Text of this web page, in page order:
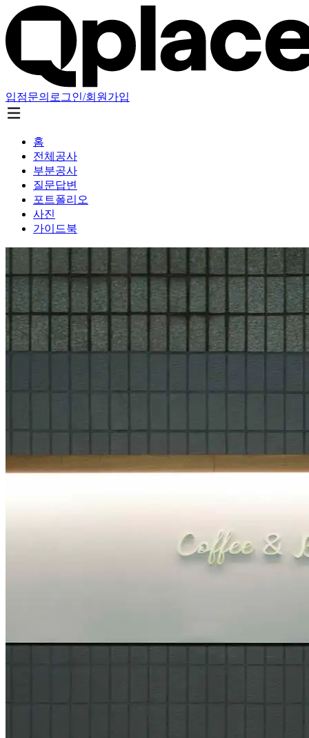
입점문의 로그인/회원가입
홈
전체공사
부분공사
질문답변
포트폴리오
사진
가이드북